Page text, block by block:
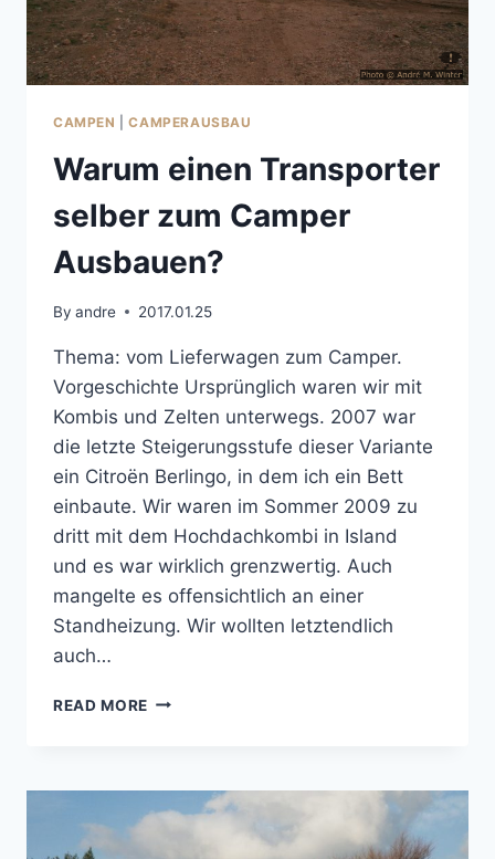
CAMPEN |CAMPERAUSBAU
Warum einen Transporter
selber zum Camper
Ausbauen?
By andre 2017.01.25
Thema: vom Lieferwagen zum Camper.
Vorgeschichte Ursprünglich waren wir mit
Kombis und Zelten unterwegs. 2007 war
die letzte Steigerungsstufe dieser Variante
ein Citroën‎ Berlingo, in dem ich ein Bett
einbaute. Wir waren im Sommer 2009 zu
dritt mit dem Hochdachkombi in Island
und es war wirklich grenzwertig. Auch
mangelte es offensichtlich an einer
Standheizung. Wir wollten letztendlich
auch…
READ MORE WARUM
ZUM
CAMPER